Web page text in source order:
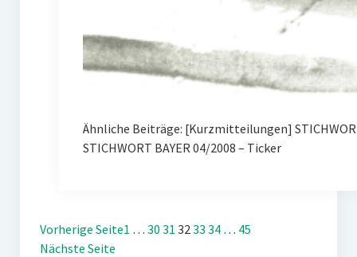
Ähnliche Beiträge: [Kurzmitteilungen]
STICHWORT BAYER 04/2008 – Ticker
Vorherige Seite1 … 30 31 32 33 34 … 45
Nächste Seite